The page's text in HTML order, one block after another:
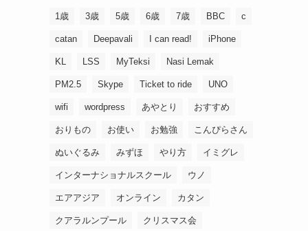
1歳 3歳 5歳 6歳 7歳 BBC c
catan Deepavali I can read! iPhone
KL LSS MyTeksi Nasi Lemak
PM2.5 Skype Ticket to ride UNO
wifi wordpress あやとり おすすめ
おりもの お使い お勉強 こんぴらさん
ぬいぐるみ みずほ やり方 イミグレ
インターナショナルスクール ウノ
エアアジア オンライン カタン
クアラルンプール クリスマス会